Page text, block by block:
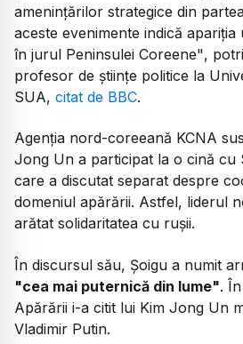
amenințărilor strategice din
aceste evenimente indică
în jurul Peninsulei Coreene",
profesor de științe politice la
SUA, citat de BBC.
Agenția nord-coreeană KCNA
Jong Un a participat la o cină cu
care a discutat separat despre
domeniul apărării. Astfel, liderul
arătat solidaritatea cu rușii.
În discursul său, Șoigu a numit
"cea mai puternică din lume".
Apărării i-a citit lui Kim Jong Un
Vladimir Putin.